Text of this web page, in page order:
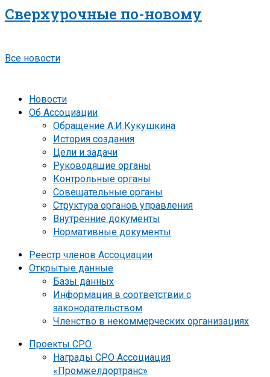
Сверхурочные по-новому
Все новости
Новости
Об Ассоциации
Обращение А.И.Кукушкина
История создания
Цели и задачи
Руководящие органы
Контрольные органы
Совещательные органы
Структура органов управления
Внутренние документы
Нормативные документы
Реестр членов Ассоциации
Открытые данные
Базы данных
Информация в соответствии с
законодательством
Членство в некоммерческих организациях
Проекты СРО
Награды СРО Ассоциация
«Промжелдортранс»